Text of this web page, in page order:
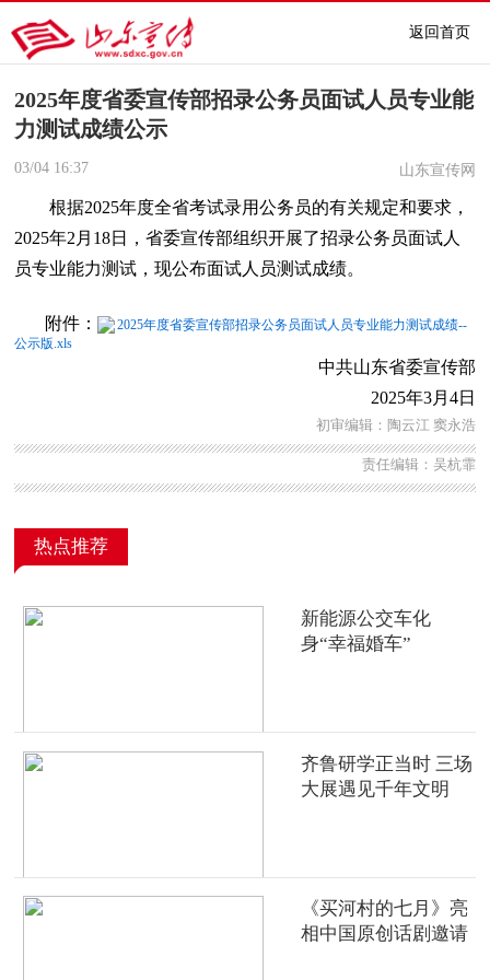
返回首页
2025年度省委宣传部招录公务员面试人员专业能
力测试成绩公示
03/04 16:37 山东宣传网
根据2025年度全省考试录用公务员的有关规定和要求，
2025年2月18日，省委宣传部组织开展了招录公务员面试人
员专业能力测试，现公布面试人员测试成绩。
附件：
2025年度省委宣传部招录公务员面试人员专业能力测试成绩--
公示版.xls
中共山东省委宣传部
2025年3月4日
初审编辑：陶云江 窦永浩
责任编辑：吴杭霏
热点推荐
新能源公交车化
身“幸福婚车”
齐鲁研学正当时 三场
大展遇见千年文明
《买河村的七月》亮
相中国原创话剧邀请